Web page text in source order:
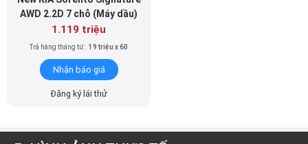
Nhận báo giá
Đăng ký lái thử
HÌNH ẢNH THỰC TẾ